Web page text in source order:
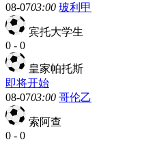
08-0703:00 玻利甲
宾托大学生
0 - 0
皇家帕托斯
即将开始
08-0703:00 哥伦乙
索阿查
0 - 0